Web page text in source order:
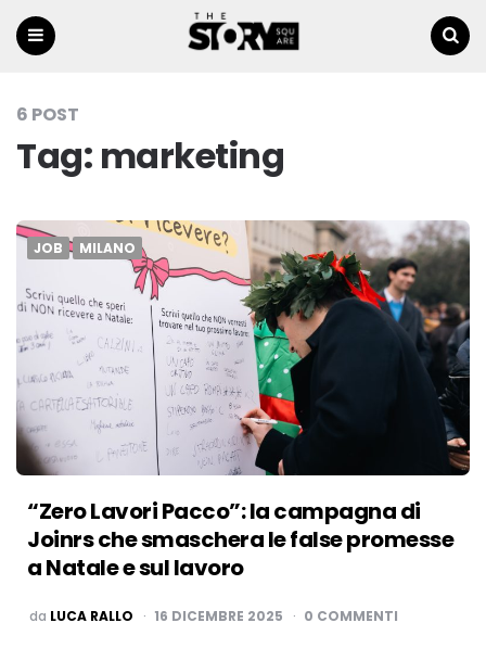
6 POST
Tag: marketing
JOB MILANO
“Zero Lavori Pacco”: la campagna di
Joinrs che smaschera le false promesse
a Natale e sul lavoro
PUBBLICATO
da LUCA RALLO 16 DICEMBRE 2025 0 COMMENTI